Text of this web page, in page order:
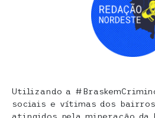
Utilizando a
sociais e vítimas dos